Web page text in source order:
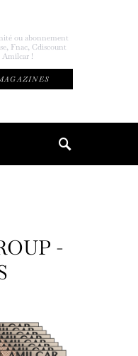
ou abonnement
Fnac, Cdiscount
Amilcar !
-